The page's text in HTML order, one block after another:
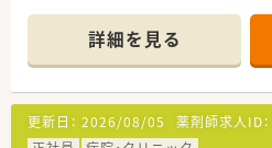
■研修制度は様々なプランがあ
講可能な研修も幅広く用意され
■店舗で活躍する従業員、社外
となる従業員など、薬剤師とし
を用意されています
■総合薬剤師・調剤薬剤師（土日
詳細を見る
更新日： 2026/08/05 薬剤師求人ID：